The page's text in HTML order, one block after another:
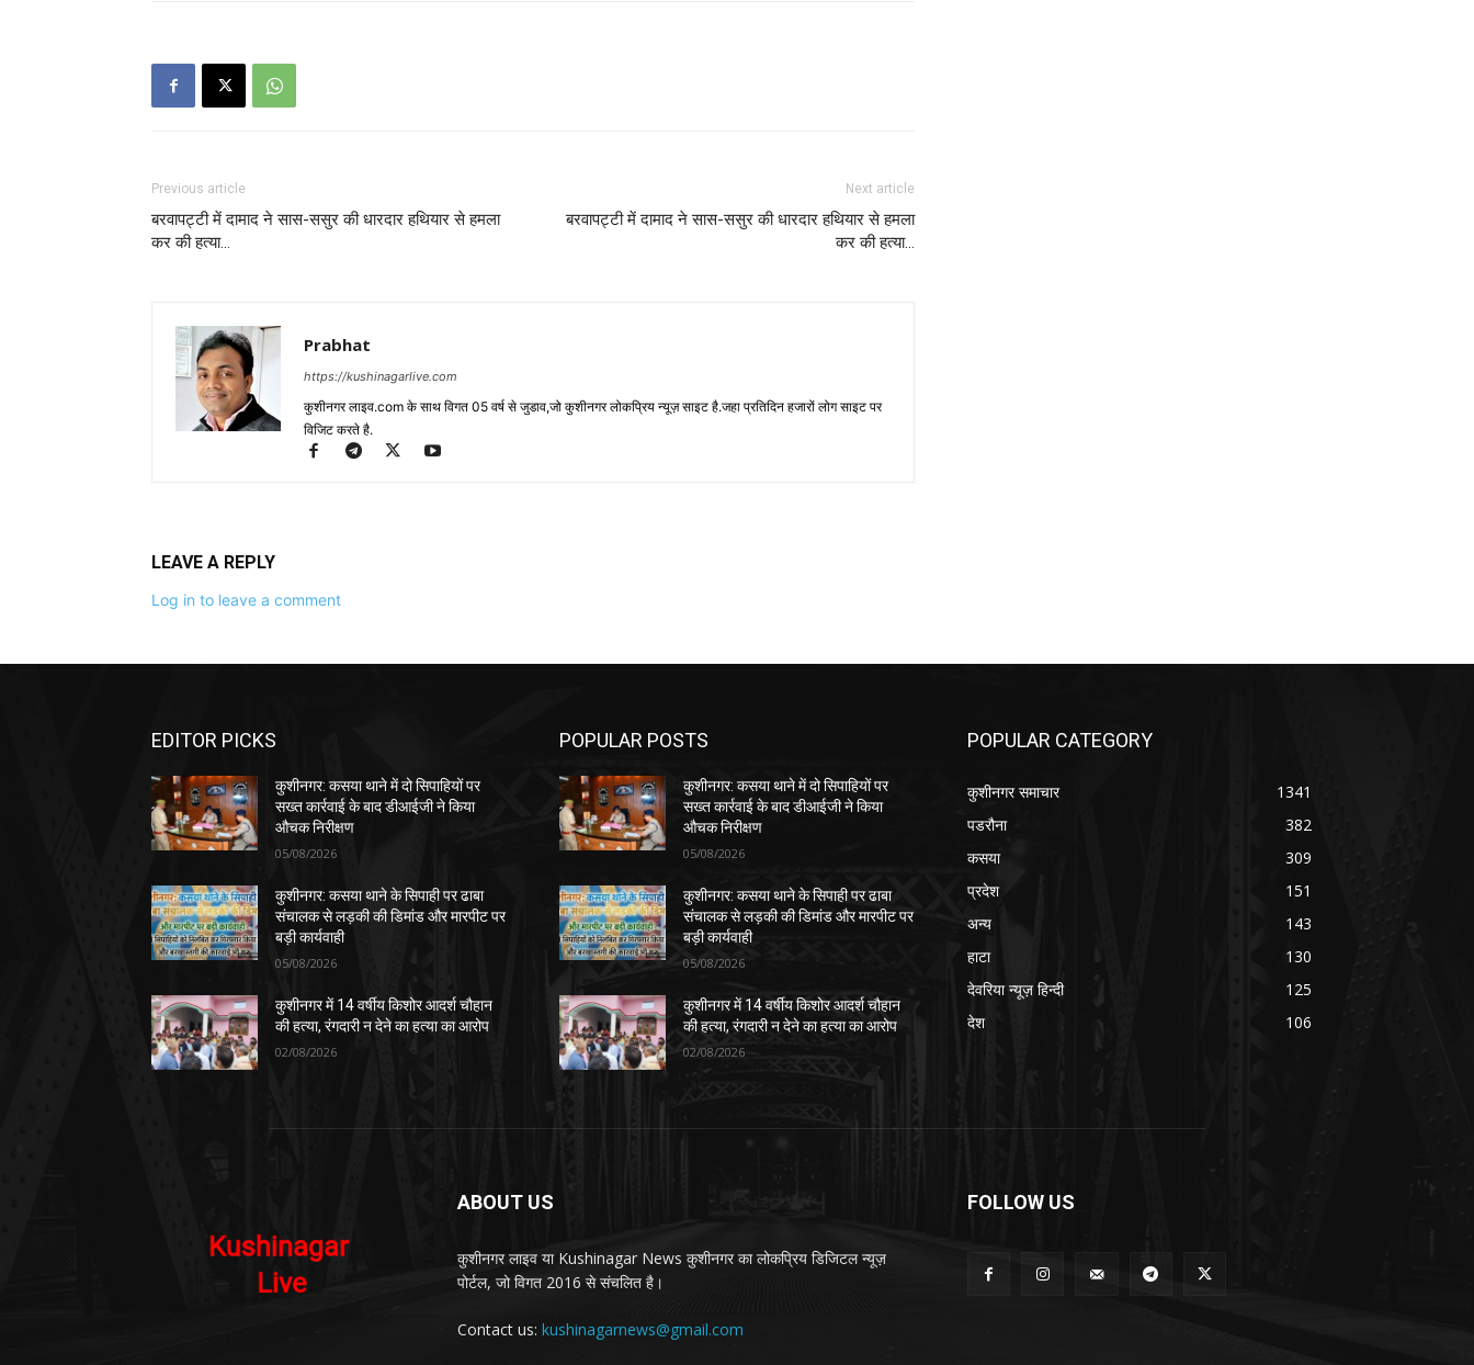
Previous article
बरवापट्टी में दामाद ने सास-ससुर की धारदार हथियार से हमला
कर की हत्या…
Next article
बरवापट्टी में दामाद ने सास-ससुर की धारदार हथियार से हमला
कर की हत्या…
Prabhat
https://kushinagarlive.com
कुशीनगर लाइव.com के साथ विगत 05 वर्ष से जुडाव,जो कुशीनगर लोकप्रिय न्यूज़ साइट है.जहा प्रतिदिन हजारों लोग साइट पर
विजिट करते है.
LEAVE A REPLY
Log in to leave a comment
EDITOR PICKS
कुशीनगर: कसया थाने में दो सिपाहियों पर
सख्त कार्रवाई के बाद डीआईजी ने किया
औचक निरीक्षण
05/08/2026
कुशीनगर: कसया थाने के सिपाही पर ढाबा
संचालक से लड़की की डिमांड और मारपीट पर
बड़ी कार्यवाही
05/08/2026
कुशीनगर में 14 वर्षीय किशोर आदर्श चौहान
की हत्या, रंगदारी न देने का हत्या का आरोप
02/08/2026
POPULAR POSTS
कुशीनगर: कसया थाने में दो सिपाहियों पर
सख्त कार्रवाई के बाद डीआईजी ने किया
औचक निरीक्षण
05/08/2026
कुशीनगर: कसया थाने के सिपाही पर ढाबा
संचालक से लड़की की डिमांड और मारपीट पर
बड़ी कार्यवाही
05/08/2026
कुशीनगर में 14 वर्षीय किशोर आदर्श चौहान
की हत्या, रंगदारी न देने का हत्या का आरोप
02/08/2026
POPULAR CATEGORY
कुशीनगर समाचार
1341
पडरौना
382
कसया
309
प्रदेश
151
अन्य
143
हाटा
130
देवरिया न्यूज़ हिन्दी
125
देश
106
ABOUT US
कुशीनगर लाइव या Kushinagar News कुशीनगर का लोकप्रिय डिजिटल न्यूज़
पोर्टल, जो विगत 2016 से संचलित है।
Contact us: kushinagarnews@gmail.com
FOLLOW US